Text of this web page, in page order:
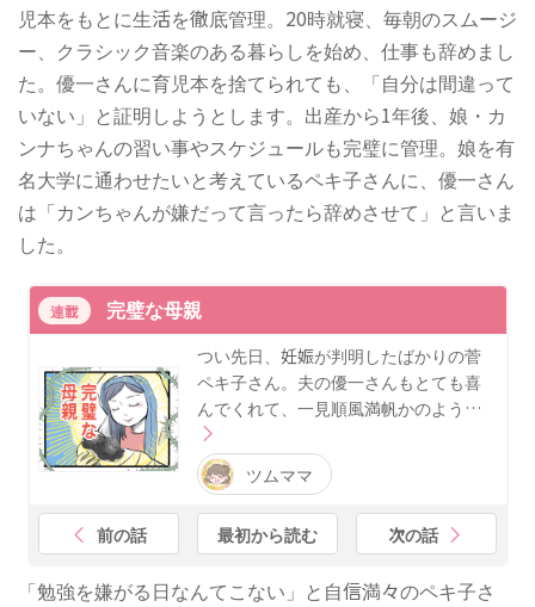
児本をもとに生活を徹底管理。20時就寝、毎朝のスムージ
ー、クラシック音楽のある暮らしを始め、仕事も辞めまし
た。優一さんに育児本を捨てられても、「自分は間違って
いない」と証明しようとします。出産から1年後、娘・カ
ンナちゃんの習い事やスケジュールも完璧に管理。娘を有
名大学に通わせたいと考えているペキ子さんに、優一さん
は「カンちゃんが嫌だって言ったら辞めさせて」と言いま
した。
連載 完璧な母親
つい先日、妊娠が判明したばかりの菅
ペキ子さん。夫の優一さんもとても喜
んでくれて、一見順風満帆かのよう…
ツムママ
前の話 最初から読む 次の話
「勉強を嫌がる日なんてこない」と自信満々のペキ子さ